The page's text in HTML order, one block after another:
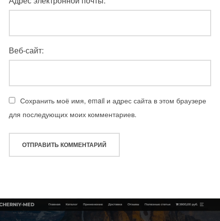
Веб-сайт:
Сохранить моё имя, email и адрес сайта в этом браузере
для последующих моих комментариев.
Навигация